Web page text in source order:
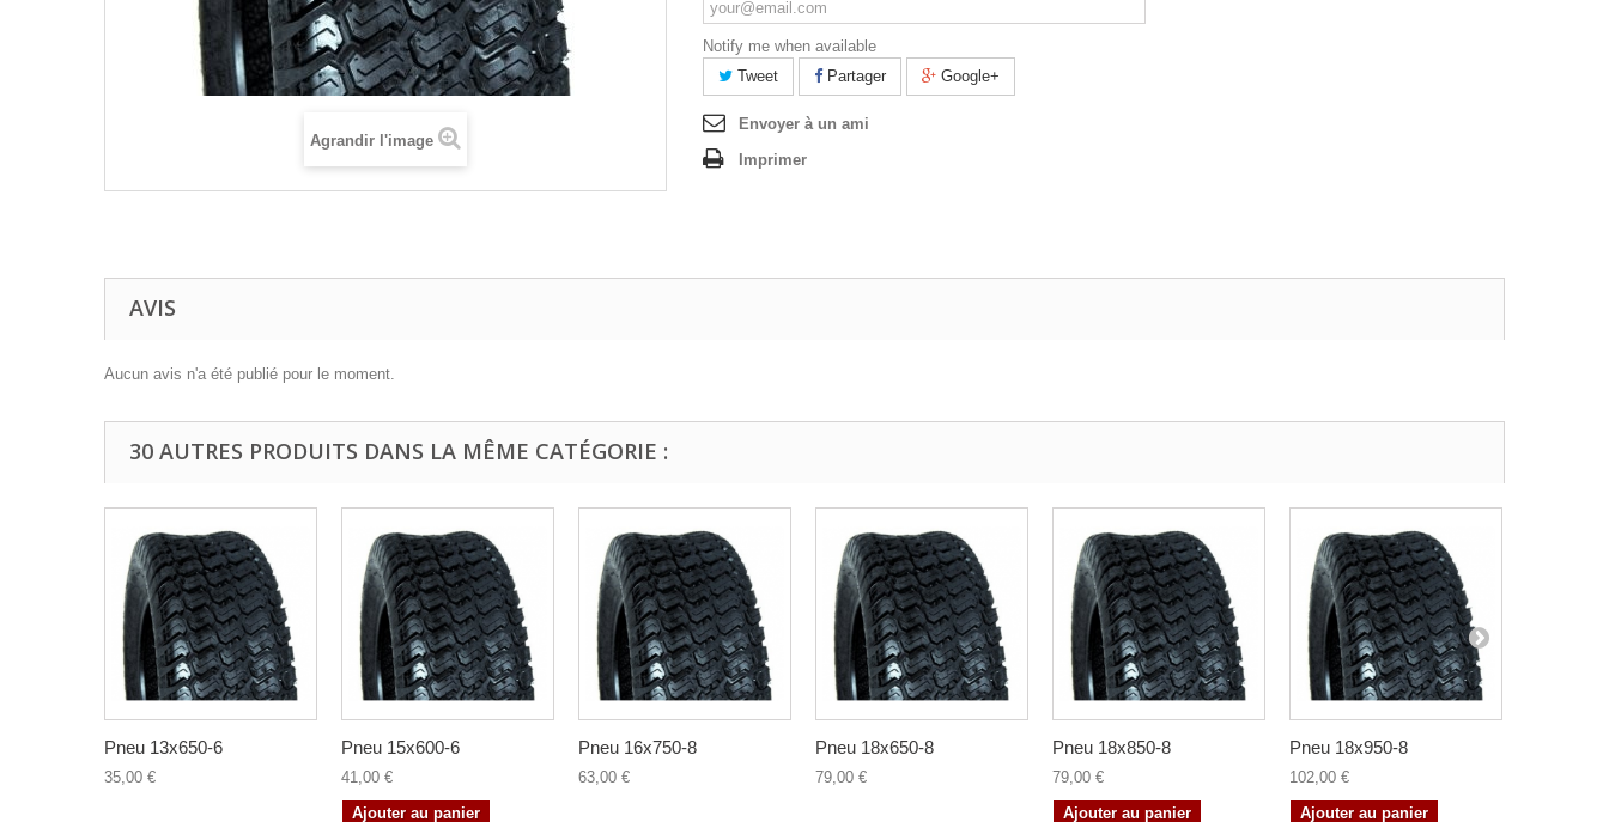
Agrandir l'image
Notify me when available
Tweet
Partager Google+
Envoyer à un ami
Imprimer
AVIS
Aucun avis n'a été publié pour le moment.
30 AUTRES PRODUITS DANS LA MÊME CATÉGORIE :
Pneu 13x650-6
35,00 €
Pneu 15x600-6
41,00 €
Ajouter au panier
Pneu 16x750-8
63,00 €
Pneu 18x650-8
79,00 €
Pneu 18x850-8
79,00 €
Ajouter au panier
Pneu 18x950-8
102,00 €
Ajouter au panier